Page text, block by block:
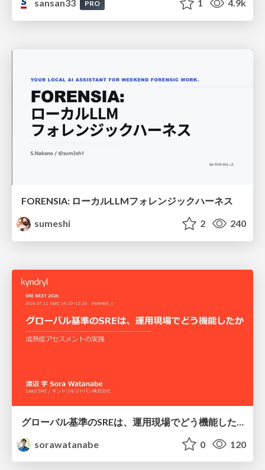
sansan33 PRO 1 4.9k
FORENSIA: ローカルLLMフォレンジックハーネス
sumeshi
2 240
sorawatanabe
0 120